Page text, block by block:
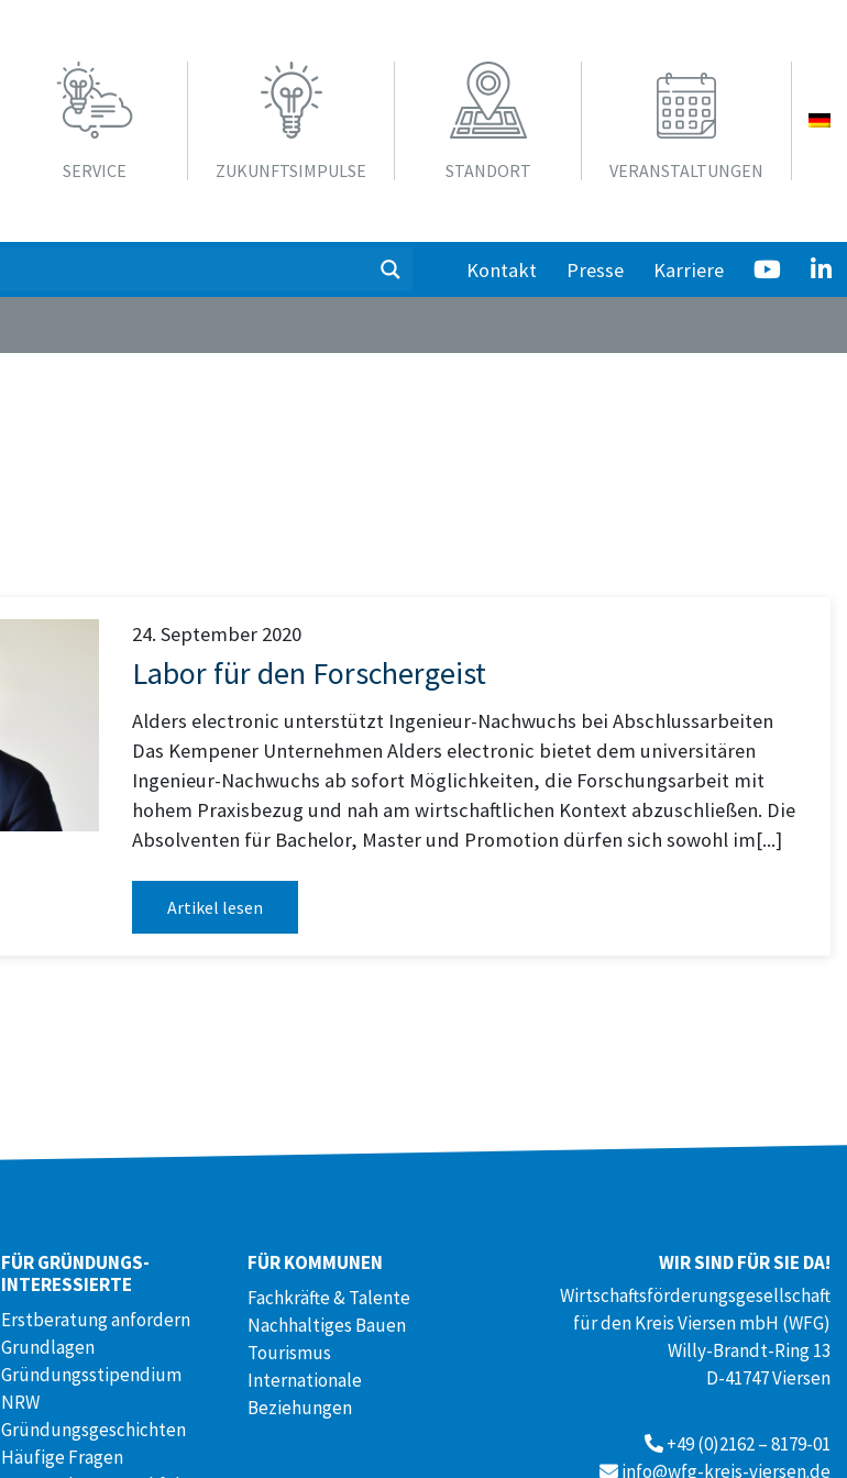
SERVICE ZUKUNFTS­IMPULSE STANDORT VERANSTALTUNGEN
Kontakt Presse Karriere
24. September 2020
Labor für den Forschergeist
Alders electronic unterstützt Ingenieur-Nachwuchs bei Abschlussarbeiten
Das Kempener Unternehmen Alders electronic bietet dem universitären
Ingenieur-Nachwuchs ab sofort Möglichkeiten, die Forschungsarbeit mit
hohem Praxisbezug und nah am wirtschaftlichen Kontext abzuschließen. Die
Absolventen für Bachelor, Master und Promotion dürfen sich sowohl im[...]
Artikel lesen
FÜR GRÜNDUNGS­
INTERESSIERTE
Erstberatung anfordern
Grundlagen
Gründungsstipendium
NRW
Gründungsgeschichten
Häufige Fragen
FÜR KOMMUNEN
Fachkräfte & Talente
Nachhaltiges Bauen
Tourismus
Internationale
Beziehungen
WIR SIND FÜR SIE DA!
Wirtschaftsförderungsgesellschaft
für den Kreis Viersen mbH (WFG)
Willy-Brandt-Ring 13
D-41747 Viersen
+49 (0)2162 – 8179-01
info@wfg-kreis-viersen.de